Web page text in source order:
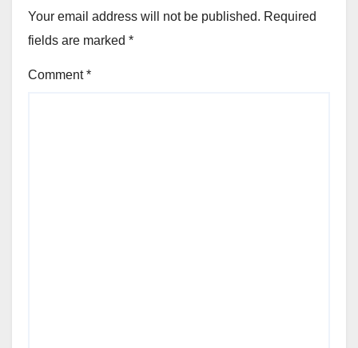
Your email address will not be published. Required
fields are marked *
Comment*